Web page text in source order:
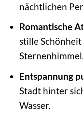
nächtlichen
Romantische
stille
Sternenhimmel.
Entspannung
Stadt hinter
Wasser.